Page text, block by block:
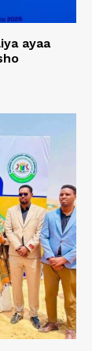
ayaa